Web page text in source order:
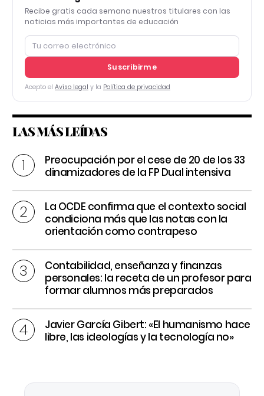
Recibe gratis cada semana nuestros titulares con las
noticias más importantes de educación
Suscribirme
Acepto el Aviso legal y la Política de privacidad
LAS MÁS LEÍDAS
Preocupación por el cese de 20 de los 33
dinamizadores de la FP Dual intensiva
La OCDE confirma que el contexto social
condiciona más que las notas con la
orientación como contrapeso
Contabilidad, enseñanza y finanzas
personales: la receta de un profesor para
formar alumnos más preparados
Javier García Gibert: «El humanismo hace
libre, las ideologías y la tecnología no»